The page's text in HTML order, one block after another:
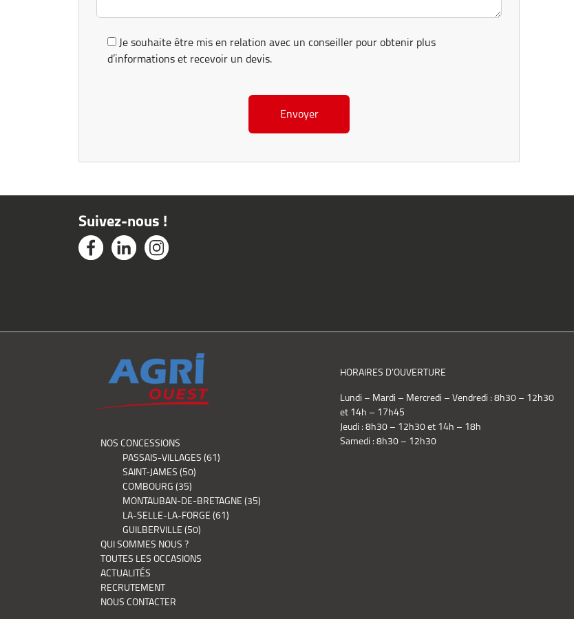
Je souhaite être mis en relation avec un conseiller pour obtenir plus
d’informations et recevoir un devis.
Suivez-nous !
NOS CONCESSIONS
PASSAIS-VILLAGES (61)
SAINT-JAMES (50)
COMBOURG (35)
MONTAUBAN-DE-BRETAGNE (35)
LA-SELLE-LA-FORGE (61)
GUILBERVILLE (50)
QUI SOMMES NOUS ?
TOUTES LES OCCASIONS
ACTUALITÉS
RECRUTEMENT
NOUS CONTACTER
HORAIRES D’OUVERTURE
Lundi – Mardi – Mercredi – Vendredi : 8h30 – 12h30
et 14h – 17h45
Jeudi : 8h30 – 12h30 et 14h – 18h
Samedi : 8h30 – 12h30